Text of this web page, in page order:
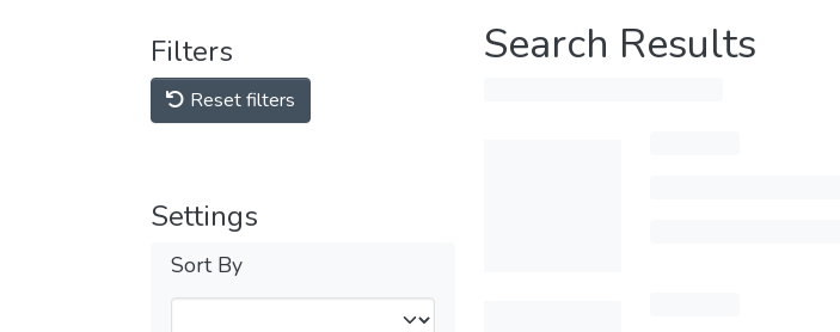
Filters
Reset filters
Settings
Sort By
Search Results